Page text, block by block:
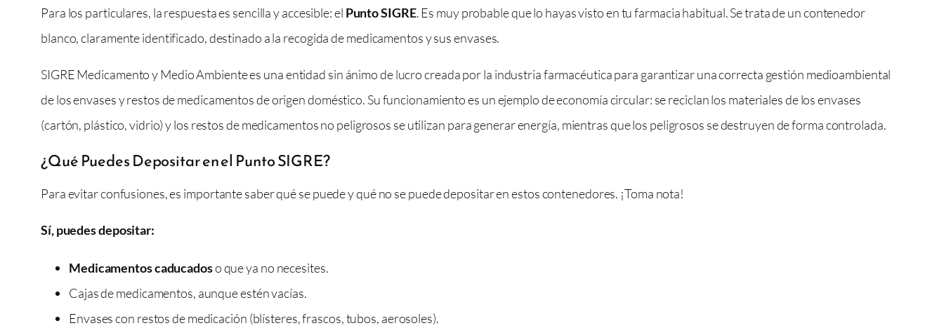
Para los particulares, la respuesta es sencilla y accesible: el Punto SIGRE. Es muy probable que lo hayas visto en tu farmacia habitual. Se trata de un contenedor
blanco, claramente identificado, destinado a la recogida de medicamentos y sus envases.
SIGRE Medicamento y Medio Ambiente es una entidad sin ánimo de lucro creada por la industria farmacéutica para garantizar una correcta gestión medioambiental
de los envases y restos de medicamentos de origen doméstico. Su funcionamiento es un ejemplo de economía circular: se reciclan los materiales de los envases
(cartón, plástico, vidrio) y los restos de medicamentos no peligrosos se utilizan para generar energía, mientras que los peligrosos se destruyen de forma controlada.
¿Qué Puedes Depositar en el Punto SIGRE?
Para evitar confusiones, es importante saber qué se puede y qué no se puede depositar en estos contenedores. ¡Toma nota!
Sí, puedes depositar:
Medicamentos caducadoso que ya no necesites.
Cajas de medicamentos, aunque estén vacías.
Envases con restos de medicación (blísteres, frascos, tubos, aerosoles).